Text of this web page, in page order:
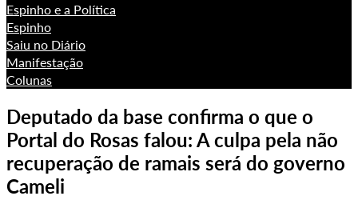
Espinho e a Política
Espinho
Saiu no Diário
Manifestação
Colunas
Deputado da base confirma o que o
Portal do Rosas falou: A culpa pela não
recuperação de ramais será do governo
Cameli